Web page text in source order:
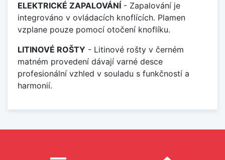
ELEKTRICKÉ ZAPALOVÁNÍ - Zapalování je
integrováno v ovládacích knoflících. Plamen
vzplane pouze pomocí otočení knoflíku.
LITINOVÉ ROŠTY - Litinové rošty v černém
matném provedení dávají varné desce
profesionální vzhled v souladu s funkčností a
harmonií.